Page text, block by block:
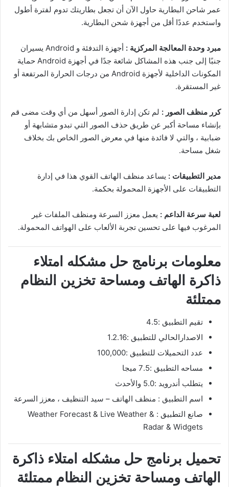
عمر شاحن البطارية حاول الآن أن تجعل بطاريتك تدوم لفترة أطول
واستخدم عددًا أقل من أجهزة شحن البطارية.
مبرد وحدة المعالجة المركزية :
أجهزة التدفئة و Android يسيران
جنبًا إلى جنب هذه المشاكل شائعة جدًا في أجهزة Android حماية
المكونات الداخلية لأجهزة Android من درجات الحرارة المرتفعة أو
غير المستقرة.
كرر منظف الصور : لم تكن إدارة الصور أسهل من أي وقت مضى قم
بإنشاء مساحة أكبر عن طريق حذف الصور التي تبدو متشابهة أو
ضبابية ، والتي لا فائدة منها في معرض الصور الخاص بك بخلاف
شغل مساحة.
مدير التطبيقات : يساعد منظف الهاتف القوي هذا في إدارة
التطبيقات على الأجهزة المحمولة بحكمة.
لعبة سرعة الداعم : يعمل معزز السرعة ومنظف الملفات غير
المرغوب فيها على تحسين تجربة الألعاب على الهواتف المحمولة.
معلومات برنامج حل مشكله امتلاء
ذاكرة الهاتف ومساحة تخزين النظام
ممتلئة
تقيم التطبيق :4.5
الاصدارالحالي للتطبيق :1.2.16
عدد التحميلات للتطبيق :100,000
مساحه التطبيق :7.5 ميجا
يتطلب أندرويد :5.0 والأحدث
اسم التطبيق : ‏منظف الهاتف – سيد التنظيف ، معزز السرعة
صانع التطبيق : Weather Forecast & Live Weather &
Radar & Widgets
تحميل برنامج حل مشكله امتلاء ذاكرة
الهاتف ومساحة تخزين النظام ممتلئة